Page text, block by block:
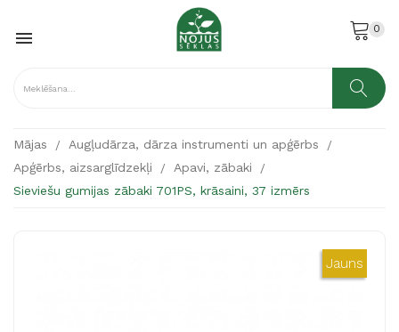
 0
Mājas
Augļudārza, dārza instrumenti un apģērbs
Apģērbs, aizsarglīdzekļi
Apavi, zābaki
Sieviešu gumijas zābaki 701PS, krāsaini, 37 izmērs
Jauns